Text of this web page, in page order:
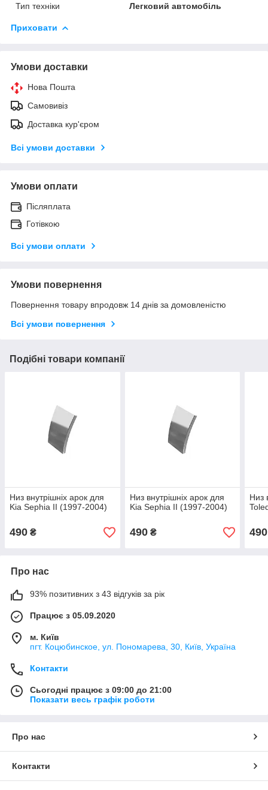
Тип техніки
Легковий автомобіль
Приховати
Умови доставки
Нова Пошта
Самовивіз
Доставка кур'єром
Всі умови доставки
Умови оплати
Післяплата
Готівкою
Всі умови оплати
Умови повернення
Повернення товару впродовж 14 днів за домовленістю
Всі умови повернення
Подібні товари компанії
Низ внутрішніх арок для
Kia Sephia II (1997-2004)
490 ₴
Низ внутрішніх арок для
Kia Sephia II (1997-2004)
490₴
Низ
490
Про нас
93% позитивних з 43 відгуків за рік
Працює з 05.09.2020
м. Київ
пгт. Коцюбинское, ул. Пономарева, 30, Київ, Україна
Контакти
Сьогодні працює з 09:00 до 21:00
Показати весь графік роботи
Про нас
Контакти